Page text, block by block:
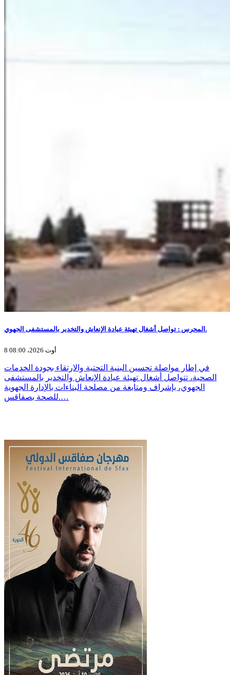
المحرس : تواصل أشغال تهيئة عيادة الإنعاش والتخدير بالمستشفى الجهوي.
8 أوت 2026، 08:00
في إطار مواصلة تحسين البنية التحتية والارتقاء بجودة الخدمات
الصحية، تتواصل أشغال تهيئة عيادة الإنعاش والتخدير بالمستشفى
الجهوي، بإشراف ومتابعة من مصلحة البناءات بالإدارة الجهوية
للصحة بصفاقس.…